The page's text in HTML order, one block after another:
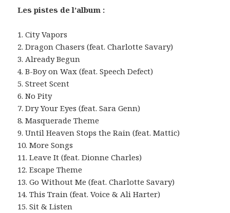
Les pistes de l’album :
1. City Vapors
2. Dragon Chasers (feat. Charlotte Savary)
3. Already Begun
4. B-Boy on Wax (feat. Speech Defect)
5. Street Scent
6. No Pity
7. Dry Your Eyes (feat. Sara Genn)
8. Masquerade Theme
9. Until Heaven Stops the Rain (feat. Mattic)
10. More Songs
11. Leave It (feat. Dionne Charles)
12. Escape Theme
13. Go Without Me (feat. Charlotte Savary)
14. This Train (feat. Voice & Ali Harter)
15. Sit & Listen